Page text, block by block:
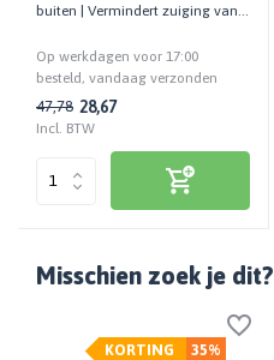
buiten | Vermindert zuiging van
Op werkdagen voor 17:00
besteld, vandaag verzonden
47,78 28,67
Incl. BTW
Misschien zoek je dit?
35%
KORTING